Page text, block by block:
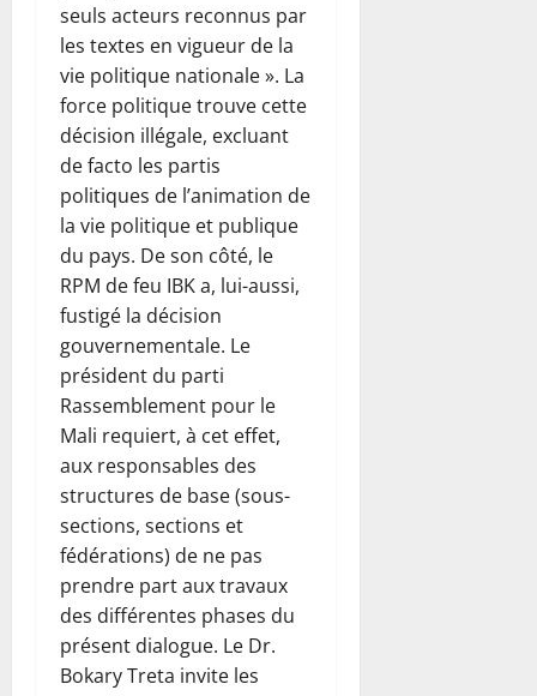
seuls acteurs reconnus par
les textes en vigueur de la
vie politique nationale ». La
force politique trouve cette
décision illégale, excluant
de facto les partis
politiques de l’animation de
la vie politique et publique
du pays. De son côté, le
RPM de feu IBK a, lui-aussi,
fustigé la décision
gouvernementale. Le
président du parti
Rassemblement pour le
Mali requiert, à cet effet,
aux responsables des
structures de base (sous-
sections, sections et
fédérations) de ne pas
prendre part aux travaux
des différentes phases du
présent dialogue. Le Dr.
Bokary Treta invite les